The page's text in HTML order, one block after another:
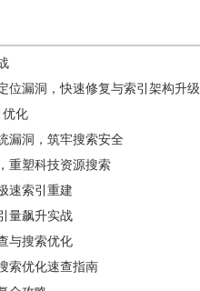
位漏洞，快速修复与索引架构升级
优化
漏洞，筑牢搜索安全
重塑科技资源搜索
速索引重建
量飙升实战
与搜索优化
索优化速查指南